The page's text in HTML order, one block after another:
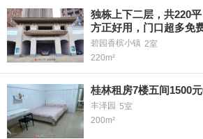
独栋上下二层，共220
方正好用，门口超多免
碧园香槟小镇 2室
220m²
桂林租房7楼五间1500
丰泽园 5室
200m²